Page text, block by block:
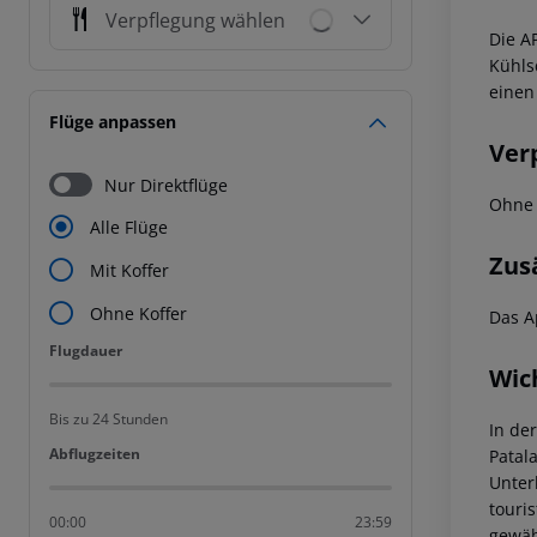
Verpflegung wählen
Flüge anpassen
Nur Direktflüge
Alle Flüge
Mit Koffer
Ohne Koffer
Flugdauer
Flugdauer
Bis zu 24 Stunden
Abflugzeiten
Abflugzeiten
00:00 23:59
Die
Ohne
Das
In